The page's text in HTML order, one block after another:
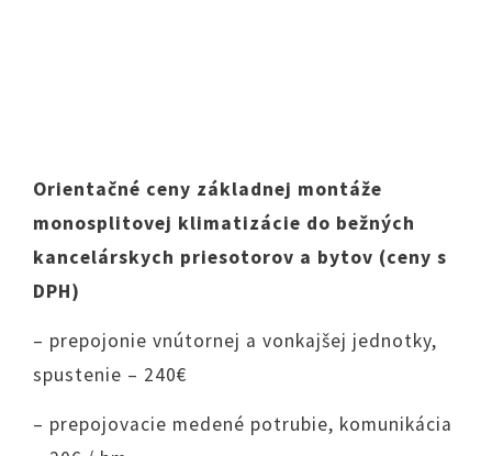
Orientačné ceny základnej montáže
monosplitovej klimatizácie do bežných
kancelárskych priesotorov a bytov (ceny s
DPH)
– prepojonie vnútornej a vonkajšej jednotky,
spustenie – 240€
– prepojovacie medené potrubie, komunikácia